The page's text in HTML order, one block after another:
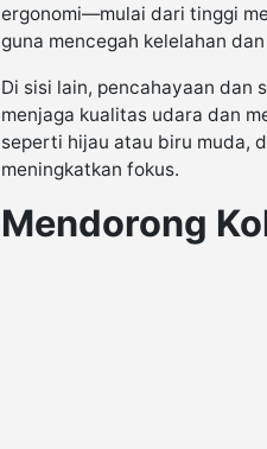
ergonomi—mulai dari tinggi
guna mencegah kelelahan
Di sisi lain, pencahayaan dan
menjaga kualitas udara dan
seperti hijau atau biru muda,
meningkatkan fokus.
Mendorong